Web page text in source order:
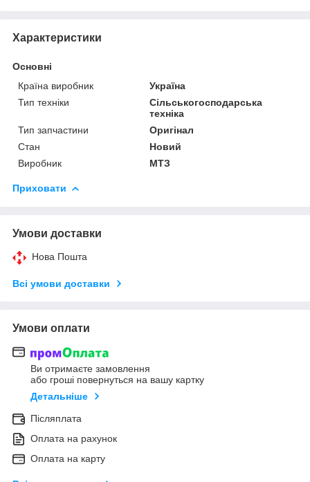
Характеристики
Основні
Країна виробник
Україна
Тип техніки
Сільськогосподарська
техніка
Тип запчастини
Оригінал
Стан
Новий
Виробник
МТЗ
Приховати
Умови доставки
Нова Пошта
Всі умови доставки
Умови оплати
Ви отримаєте замовлення
або гроші повернуться на вашу картку
Детальніше
Післяплата
Оплата на рахунок
Оплата на карту